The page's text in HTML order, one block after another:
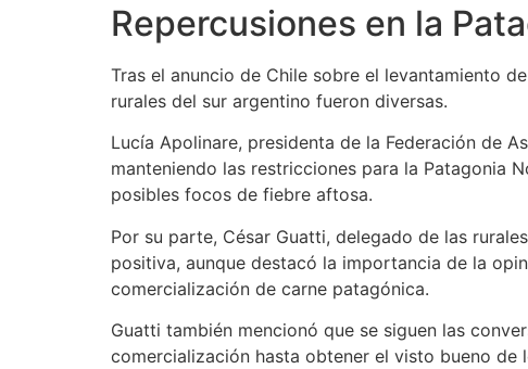
Repercusiones en la
Tras el anuncio de Chile sobre el levantamiento
rurales del sur argentino fueron diversas.
Lucía Apolinare, presidenta de la Federación de
manteniendo las restricciones para la Patagonia
posibles focos de fiebre aftosa.
Por su parte, César Guatti, delegado de las
positiva, aunque destacó la importancia de la
comercialización de carne patagónica.
Guatti también mencionó que se siguen las
comercialización hasta obtener el visto bueno de